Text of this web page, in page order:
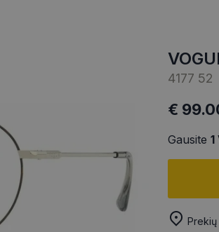
4177 52
€
Gausite 1